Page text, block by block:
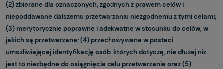
(2) zbierane dla oznaczonych, zgodnych z prawem celów i
niepoddawane dalszemu przetwarzaniu niezgodnemu z tymi celami;
(3) merytorycznie poprawne i adekwatne w stosunku do celów, w
jakich są przetwarzane; (4) przechowywane w postaci
umożliwiającej identyfikację osób, których dotyczą, nie dłużej niż
jest to niezbędne do osiągnięcia celu przetwarzania oraz (5)